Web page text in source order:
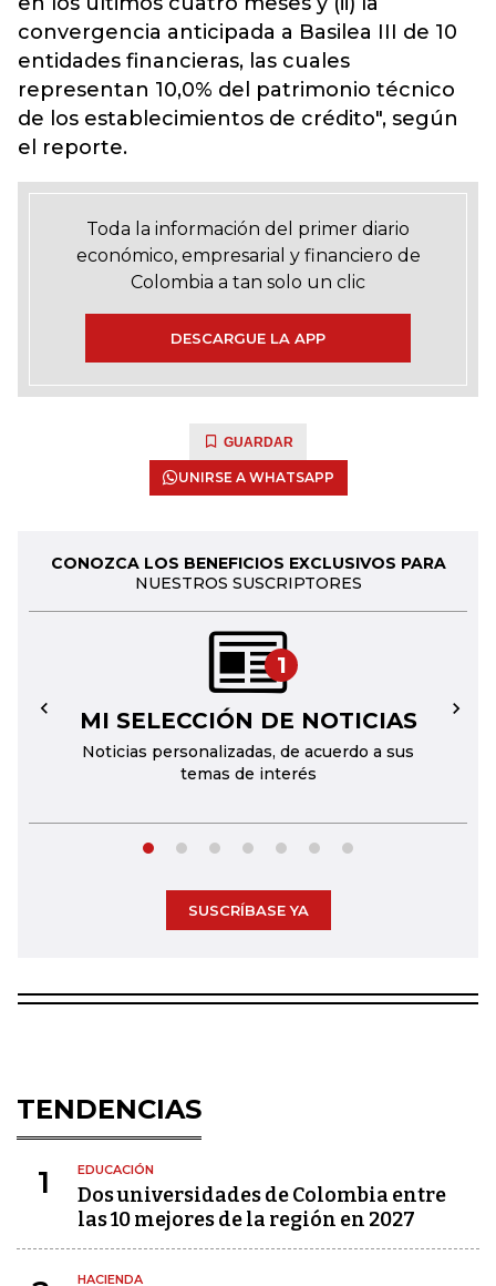
convergencia anticipada a Basilea III de 10
entidades financieras, las cuales
representan 10,0% del patrimonio técnico
de los establecimientos de crédito", según
el reporte.
Toda la información del primer diario
económico, empresarial y financiero de
Colombia a tan solo un clic
DESCARGUE LA APP
GUARDAR
UNIRSE A WHATSAPP
CONOZCA LOS BENEFICIOS EXCLUSIVOS PARA
NUESTROS SUSCRIPTORES
1
MI SELECCIÓN DE NOTICIAS
Noticias personalizadas, de acuerdo a sus
temas de interés
← →
SUSCRÍBASE YA
TENDENCIAS
1 EDUCACIÓN
Dos universidades de Colombia entre
las 10 mejores de la región en 2027
HACIENDA